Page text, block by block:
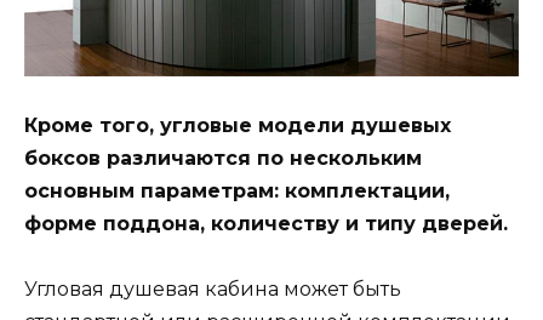
Кроме того, угловые модели душевых
боксов различаются по нескольким
основным параметрам: комплектации,
форме поддона, количеству и типу дверей.
Угловая душевая кабина может быть